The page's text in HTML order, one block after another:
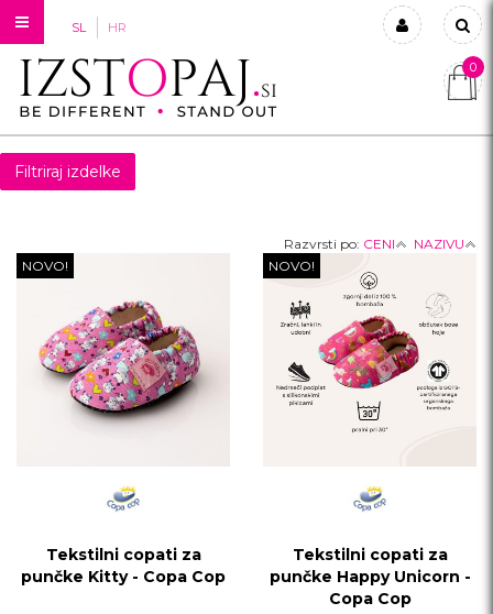
SL HR
Prijavi se
0
Filtriraj izdelke
Razvrsti po: CENI
NAZIVU
NOVO!
Tekstilni copati za
punčke Kitty - Copa Cop
NOVO!
Tekstilni copati za
punčke Happy Unicorn -
Copa Cop